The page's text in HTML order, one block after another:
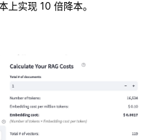
上实现 10 倍降本。